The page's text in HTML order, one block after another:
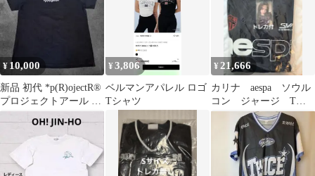
¥ 10,000
新品 初代 *p(R)ojectR®
プロジェクトアール ロ
ゴT 黒 S
¥3,806
ベルマンアパレル ロゴ
Tシャツ
¥ 21,666
カリナ aespa ソウル
コン ジャージ Tシ
ャツ ユニホーム ト
レカ付き